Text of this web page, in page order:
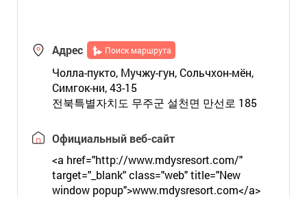
Адрес Поиск маршрута
Чолла-пукто, Мучжу-гун, Сольчхон-мён,
Симгок-ни, 43-15
전북특별자치도 무주군 설천면 만선로 185
Официальный веб-сайт
<a href="http://www.mdysresort.com/"
target="_blank" class="web" title="New
window popup">www.mdysresort.com</a>